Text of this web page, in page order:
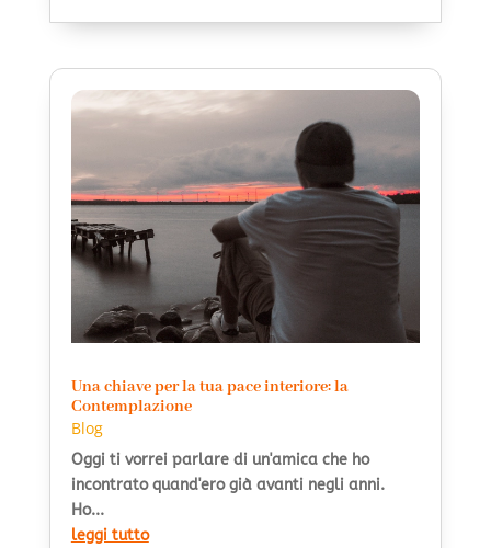
Una chiave per la tua pace interiore: la
Contemplazione
Blog
Oggi ti vorrei parlare di un'amica che ho
incontrato quand'ero già avanti negli anni.
Ho...
leggi tutto